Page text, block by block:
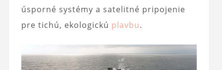
úsporné systémy a satelitné pripojenie
pre tichú, ekologickú plavbu.